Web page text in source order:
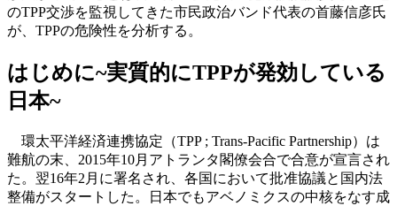
のTPP交渉を監視してきた市民政治バンド代表の首藤信彦氏
が、TPPの危険性を分析する。
はじめに~実質的にTPPが発効している
日本~
環太平洋経済連携協定（TPP ; Trans-Pacific Partnership）は
難航の末、2015年10月アトランタ閣僚会合で合意が宣言され
た。翌16年2月に署名され、各国において批准協議と国内法
整備がスタートした。日本でもアベノミクスの中核をなす成